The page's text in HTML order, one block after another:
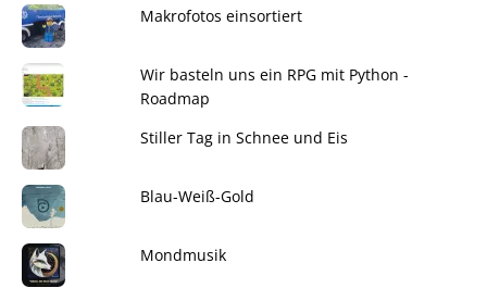
Makrofotos einsortiert
Wir basteln uns ein RPG mit Python -
Roadmap
Stiller Tag in Schnee und Eis
Blau-Weiß-Gold
Mondmusik